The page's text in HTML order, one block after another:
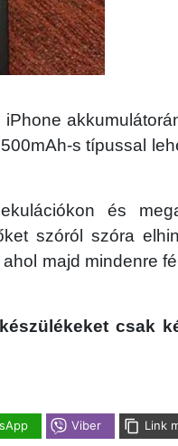
s típussal
és
szóról szóra
ahol majd mindenre
csak
Viber Link